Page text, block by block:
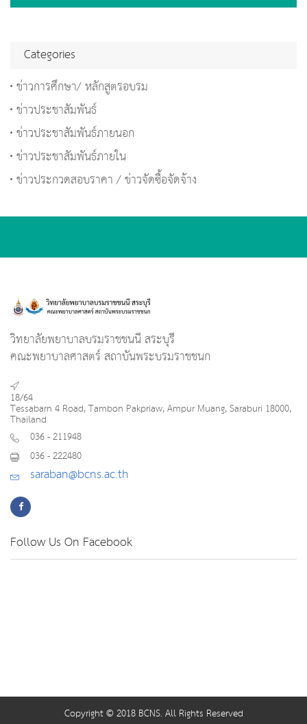
Categories
ข่าวการศึกษา/ หลักสูตรอบรม
ข่าวประชาสัมพันธ์
ข่าวประชาสัมพันธ์ภายนอก
ข่าวประชาสัมพันธ์ภายใน
ข่าวประกวดสอบราคา / ข่าวจัดซื้อจัดจ้าง
วิทยาลัยพยาบาลบรมราชชนนี สระบุรี
คณะพยาบาลศาสตร์ สถาบันพระบรมราชชนก
18/64
Tessabarn 4 Road, Tambon Pakpriaw, Ampur Muang, Saraburi 18000,
Thailand
036 - 211948
036 - 222480
saraban@bcns.ac.th
Follow Us On Facebook
Copyright © 2018 BCNS. All Rights Reserved